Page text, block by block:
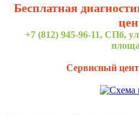
Бесплатная
+7 (812) 945-96-11, СПб,
Сервисный